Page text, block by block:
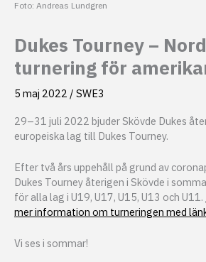
Foto: Andreas Lundgren
Dukes Tourney –
turnering för
5 maj 2022 / SWE3
29–31 juli 2022 bjuder Skövde Dukes
europeiska lag till Dukes Tourney.
Efter två års uppehåll på grund av
Dukes Tourney återigen i Skövde i
för alla lag i U19, U17, U15, U13 och U11.
mer information om turneringen med
Vi ses i sommar!